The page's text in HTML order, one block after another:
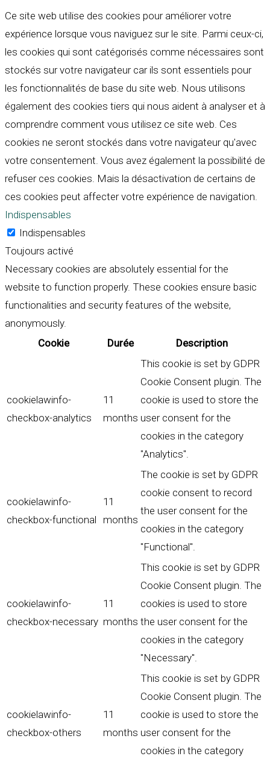
Ce site web utilise des cookies pour améliorer votre
expérience lorsque vous naviguez sur le site. Parmi ceux-ci,
les cookies qui sont catégorisés comme nécessaires sont
stockés sur votre navigateur car ils sont essentiels pour
les fonctionnalités de base du site web. Nous utilisons
également des cookies tiers qui nous aident à analyser et à
comprendre comment vous utilisez ce site web. Ces
cookies ne seront stockés dans votre navigateur qu'avec
votre consentement. Vous avez également la possibilité de
refuser ces cookies. Mais la désactivation de certains de
ces cookies peut affecter votre expérience de navigation.
Indispensables
Indispensables
Toujours activé
Necessary cookies are absolutely essential for the
website to function properly. These cookies ensure basic
functionalities and security features of the website,
anonymously.
Cookie
Durée Description
cookielawinfo-
checkbox-analytics
11
months
This cookie is set by GDPR
Cookie Consent plugin. The
cookie is used to store the
user consent for the
cookies in the category
"Analytics".
cookielawinfo-
checkbox-functional
11
months
The cookie is set by GDPR
cookie consent to record
the user consent for the
cookies in the category
"Functional".
cookielawinfo-
checkbox-necessary
11
months
This cookie is set by GDPR
Cookie Consent plugin. The
cookies is used to store
the user consent for the
cookies in the category
"Necessary".
cookielawinfo-
checkbox-others
11
months
This cookie is set by GDPR
Cookie Consent plugin. The
cookie is used to store the
user consent for the
cookies in the category